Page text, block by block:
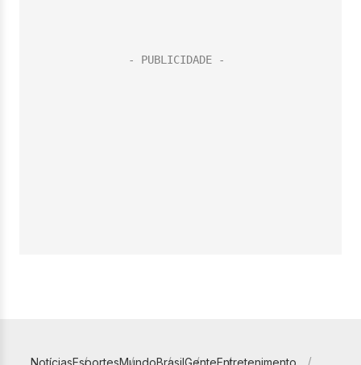
NotíciasEsportesMundoBrasilGenteEntretenimento